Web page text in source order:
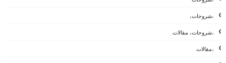
،شروحات،
،شروحات، مقالات
،مقالات